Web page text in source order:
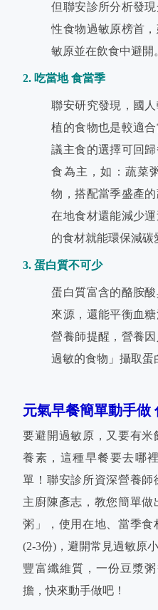
但聯安診所分析發
性食物過敏原榜首
敏原並在飲食中避開
2. 吃當地 食當季
聯安研究發現，國
植的食物也是較適
議主食的選擇可回
食為主，如：蔬菜
物，搭配當季盛產
在地食材還能減少
的食材就能環保減碳
3. 蛋白質不可少
蛋白質富含的酪胺
來源，還能平衡血
營養師提醒，營養
過敏的食物」攝取蛋
元氣早餐簡單動手做
要避開過敏原，又要有
養素，這種早餐要去哪
單！聯安診所資深營養
主廚陳彥志，教您簡單
粥」，使用在地、當季
(2-3份)，避開常見過敏原
豐富纖維質，一份豆漿
擔，快來動手做吧！